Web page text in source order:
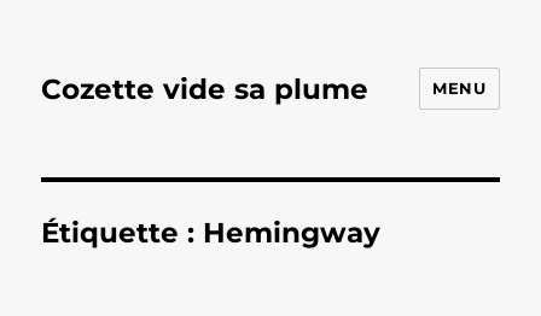
Cozette vide sa plume MENU
Étiquette : Hemingway